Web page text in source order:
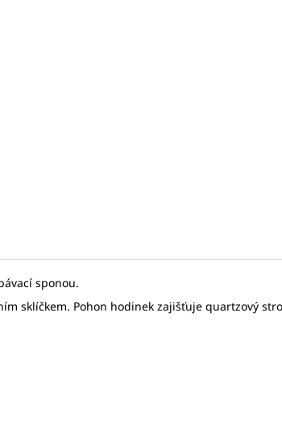
sponou.
sklíčkem. Pohon hodinek zajišťuje quartzový